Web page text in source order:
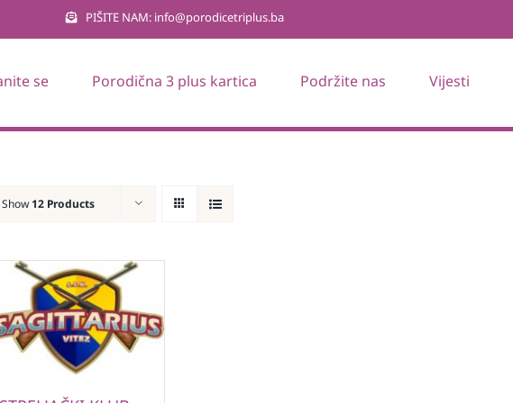
PIŠITE NAM: info@porodicetriplus.ba
se Porodična 3 plus kartica Podržite nas Vijesti
Show 12 Products